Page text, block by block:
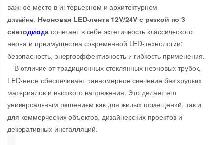
важное место в интерьерном и архитектурном
дизайне. Неоновая LED-лента 12V/24V с резкой по 3
светодиода сочетает в себе эстетичность классического
неона и преимущества современной LED-технологии:
безопасность, энергоэффективность и гибкость применения.
В отличие от традиционных стеклянных неоновых трубок,
LED-неон обеспечивает равномерное свечение без хрупких
материалов и высокого напряжения. Это делает его
универсальным решением как для жилых помещений, так и
для коммерческих объектов, дизайнерских проектов и
декоративных инсталляций.